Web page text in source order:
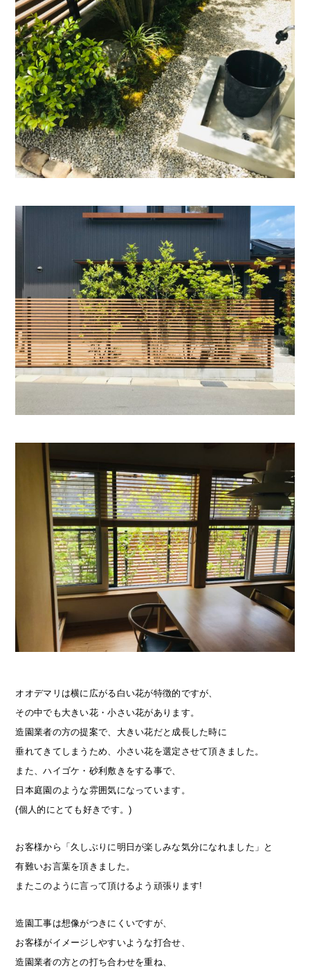
オオデマリは横に広がる白い花が特徴的ですが、
その中でも大きい花・小さい花があります。
造園業者の方の提案で、大きい花だと成長した時に
垂れてきてしまうため、小さい花を選定させて頂きました。
また、ハイゴケ・砂利敷きをする事で、
日本庭園のような雰囲気になっています。
(個人的にとても好きです。)
お客様から「久しぶりに明日が楽しみな気分になれました」と
有難いお言葉を頂きました。
またこのように言って頂けるよう頑張ります!
造園工事は想像がつきにくいですが、
お客様がイメージしやすいような打合せ、
造園業者の方との打ち合わせを重ね、